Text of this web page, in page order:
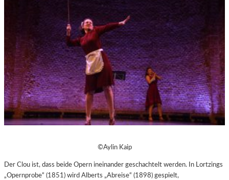
©Aylin Kaip
Der Clou ist, dass beide Opern ineinander geschachtelt werden. In Lortzings
„Opernprobe“ (1851) wird Alberts „Abreise“ (1898) gespielt,